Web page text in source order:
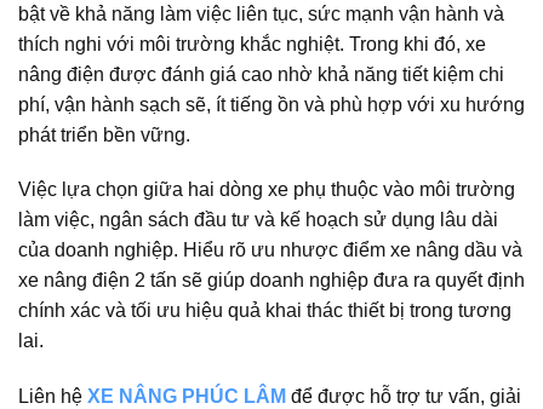
bật về khả năng làm việc liên tục, sức mạnh vận hành và
thích nghi với môi trường khắc nghiệt. Trong khi đó, xe
nâng điện được đánh giá cao nhờ khả năng tiết kiệm chi
phí, vận hành sạch sẽ, ít tiếng ồn và phù hợp với xu hướng
phát triển bền vững.
Việc lựa chọn giữa hai dòng xe phụ thuộc vào môi trường
làm việc, ngân sách đầu tư và kế hoạch sử dụng lâu dài
của doanh nghiệp. Hiểu rõ ưu nhược điểm xe nâng dầu và
xe nâng điện 2 tấn sẽ giúp doanh nghiệp đưa ra quyết định
chính xác và tối ưu hiệu quả khai thác thiết bị trong tương
lai.
Liên hệ XE NÂNG PHÚC LÂM để được hỗ trợ tư vấn, giải